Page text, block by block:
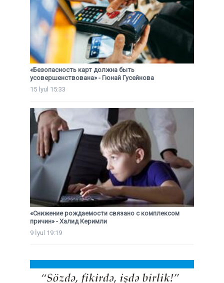
«Безопасность карт должна быть
усовершенствована» - Гюнай Гусейнова
15 İyul 15:33
«Снижение рождаемости связано с комплексом
причин» - Халид Керимли
9 İyul 19:19